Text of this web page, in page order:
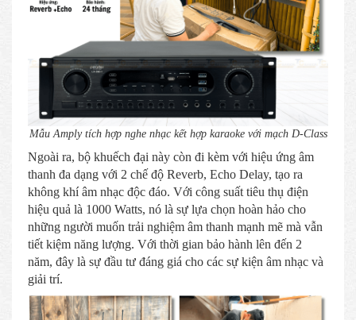
Mẫu Amply tích hợp nghe nhạc kết hợp karaoke với mạch D-Class
Ngoài ra, bộ khuếch đại này còn đi kèm với hiệu ứng âm
thanh đa dạng với 2 chế độ Reverb, Echo Delay, tạo ra
không khí âm nhạc độc đáo. Với công suất tiêu thụ điện
hiệu quả là 1000 Watts, nó là sự lựa chọn hoàn hảo cho
những người muốn trải nghiệm âm thanh mạnh mẽ mà vẫn
tiết kiệm năng lượng. Với thời gian bảo hành lên đến 2
năm, đây là sự đầu tư đáng giá cho các sự kiện âm nhạc và
giải trí.